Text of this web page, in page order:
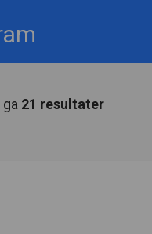
Norge (NO)
ga 21 resultater